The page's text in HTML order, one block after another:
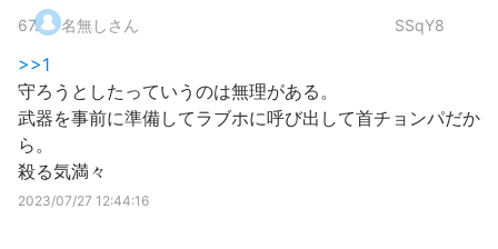
67. 名無しさん SSqY8
>>1
守ろうとしたっていうのは無理がある。
武器を事前に準備してラブホに呼び出して首チョンパだか
ら。
殺る気満々
2023/07/27 12:44:16